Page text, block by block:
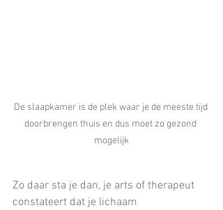
De slaapkamer is de plek waar je de meeste tijd
doorbrengen thuis en dus moet zo gezond
mogelijk
Zo daar sta je dan, je arts of therapeut
constateert dat je lichaam